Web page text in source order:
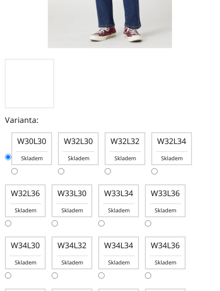
Varianta:
W30L30
Skladem
W32L30
Skladem
W32L32
Skladem
W32L34
Skladem
W32L36
Skladem
W33L30
Skladem
W33L34
Skladem
W33L36
Skladem
W34L30
Skladem
W34L32
Skladem
W34L34
Skladem
W34L36
Skladem